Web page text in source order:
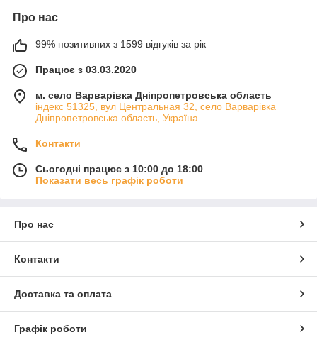
Про нас
99% позитивних з 1599 відгуків за рік
Працює з 03.03.2020
м. село Варварівка Дніпропетровська область
індекс 51325, вул Центральная 32, село Варварівка
Дніпропетровська область, Україна
Контакти
Сьогодні працює з 10:00 до 18:00
Показати весь графік роботи
Про нас
Контакти
Доставка та оплата
Графік роботи